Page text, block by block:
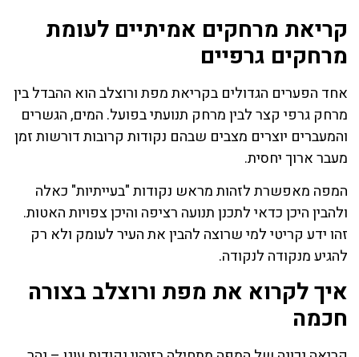
קריאת מרחקים אמיתיים לעומת
מרחקים גרפיים
אחד הפערים הגדולים בקריאת מפת ורוצלב הוא ההבדל בין
מרחק גרפי קצר לבין מרחק תנועתי בפועל. המים, הגשרים
והמעברים יוצרים מצבים שבהם נקודות קרובות דורשות זמן
מעבר ארוך יחסית.
המפה מאפשרת לזהות מראש נקודות "בעייתיות" כאלה
ולהבין היכן כדאי לתכנן תנועה רציפה והיכן צפויות האטות.
זהו ידע קריטי למי שרוצה להבין את העיר לעומק ולא רק
להגיע מנקודה לנקודה.
איך לקרוא את מפת ורוצלב בצורה
חכמה